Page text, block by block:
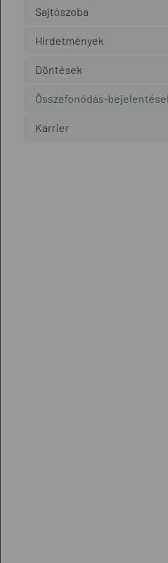
Sajtószoba
Hirdetmények
Döntések
Összefonódás-
Karrier